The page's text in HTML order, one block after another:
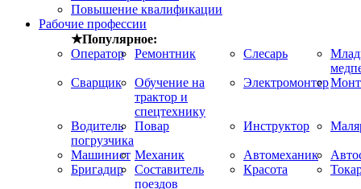
Повышение квалификации
Рабочие профессии
★Популярное:
Оператор
Ремонтник Слесарь
Сварщик
Обучение на
трактор и
спецтехнику
Электромонтер
Водитель
погрузчика
Повар Инструктор
Машинист Механик Автомеханик
Бригадир
Составитель
поездов
Красота